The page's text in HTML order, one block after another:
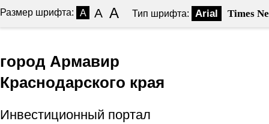
Размер шрифта: A A A Тип шрифта: Arial Times
город Армавир
Краснодарского края
Инвестиционный портал